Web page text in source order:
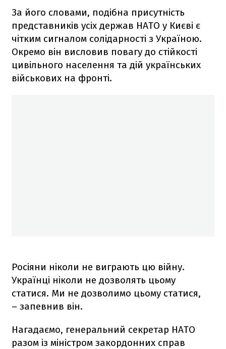
За його словами, подібна присутність
представників усіх держав НАТО у Києві є
чітким сигналом солідарності з Україною.
Окремо він висловив повагу до стійкості
цивільного населення та дій українських
військових на фронті.
Росіяни ніколи не виграють цю війну.
Українці ніколи не дозволять цьому
статися. Ми не дозволимо цьому статися,
– запевнив він.
Нагадаємо, генеральний секретар НАТО
разом із міністром закордонних справ